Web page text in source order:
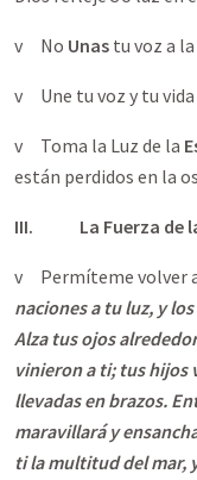
v No Unas tu voz a
v Une tu voz y tu vida
v Toma la Luz de la
están perdidos en la
III. La Fuerza de
v Permíteme volver a
naciones a tu luz, y
Alza tus ojos
vinieron a ti; tus hijos
llevadas en brazos.
maravillará y
ti la multitud del mar,